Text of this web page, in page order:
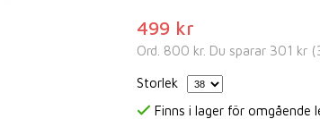
499 kr
Ord. 800 kr. Du sparar 301 kr (
Storlek
Finns i lager för omgående